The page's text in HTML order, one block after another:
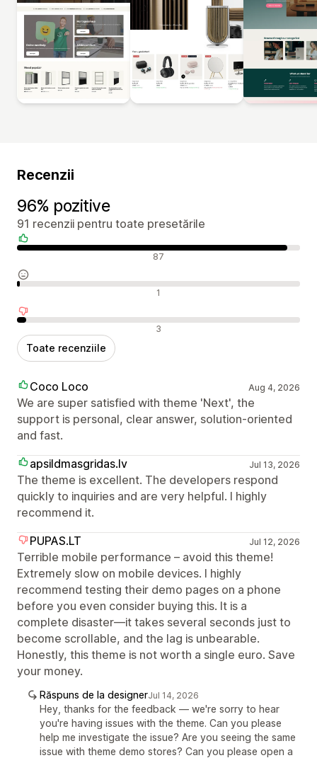
Recenzii
96% pozitive
91 recenzii pentru toate presetările
Recenzii pozitive 87
Recenzii neutre 1
Recenzii negative 3
Toate recenziile
Coco Loco Aug 4, 2026
We are super satisfied with theme 'Next', the
support is personal, clear answer, solution-oriented
and fast.
apsildmasgridas.lv
Jul 13, 2026
The theme is excellent. The developers respond
quickly to inquiries and are very helpful. I highly
recommend it.
PUPAS.LT
Jul 12, 2026
Terrible mobile performance – avoid this theme!
Extremely slow on mobile devices. I highly
recommend testing their demo pages on a phone
before you even consider buying this. It is a
complete disaster—it takes several seconds just to
become scrollable, and the lag is unbearable.
Honestly, this theme is not worth a single euro. Save
your money.
Răspuns de la designerJul 14, 2026
Hey, thanks for the feedback — we're sorry to hear
you're having issues with the theme. Can you please
help me investigate the issue? Are you seeing the same
issue with theme demo stores? Can you please open a